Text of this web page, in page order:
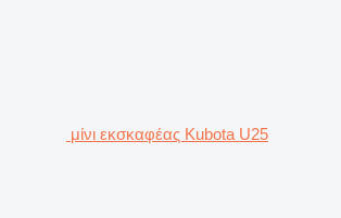
μίνι εκσκαφέας Kubota U25